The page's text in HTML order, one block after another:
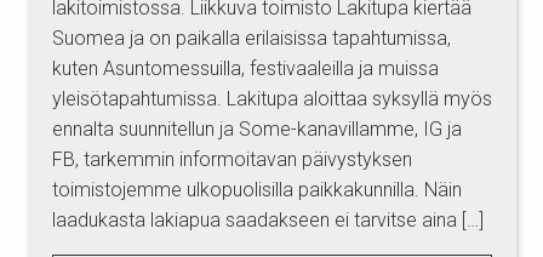
lakitoimistossa. Liikkuva toimisto Lakitupa kiertää
Suomea ja on paikalla erilaisissa tapahtumissa,
kuten Asuntomessuilla, festivaaleilla ja muissa
yleisötapahtumissa. Lakitupa aloittaa syksyllä myös
ennalta suunnitellun ja Some-kanavillamme, IG ja
FB, tarkemmin informoitavan päivystyksen
toimistojemme ulkopuolisilla paikkakunnilla. Näin
laadukasta lakiapua saadakseen ei tarvitse aina […]